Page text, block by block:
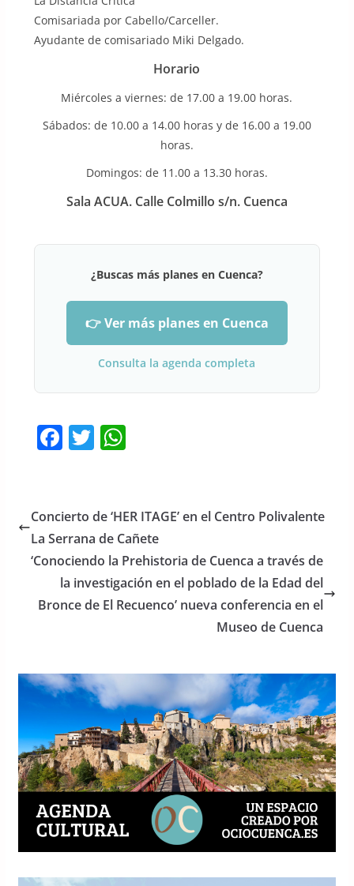
Comisariada por Cabello/Carceller.
Ayudante de comisariado Miki Delgado.
Horario
Miércoles a viernes: de 17.00 a 19.00 horas.
Sábados: de 10.00 a 14.00 horas y de 16.00 a 19.00
horas.
Domingos: de 11.00 a 13.30 horas.
Sala ACUA. Calle Colmillo s/n. Cuenca
¿Buscas más planes en Cuenca?
👉 Ver más planes en Cuenca
Consulta la agenda completa
F
e
b
o
o
k
T
er
W
s
A
p
p
Concierto de ‘HER ITAGE’ en el Centro Polivalente
La Serrana de Cañete
‘Conociendo la Prehistoria de Cuenca a través de
la investigación en el poblado de la Edad del
Bronce de El Recuenco’ nueva conferencia en el
Museo de Cuenca